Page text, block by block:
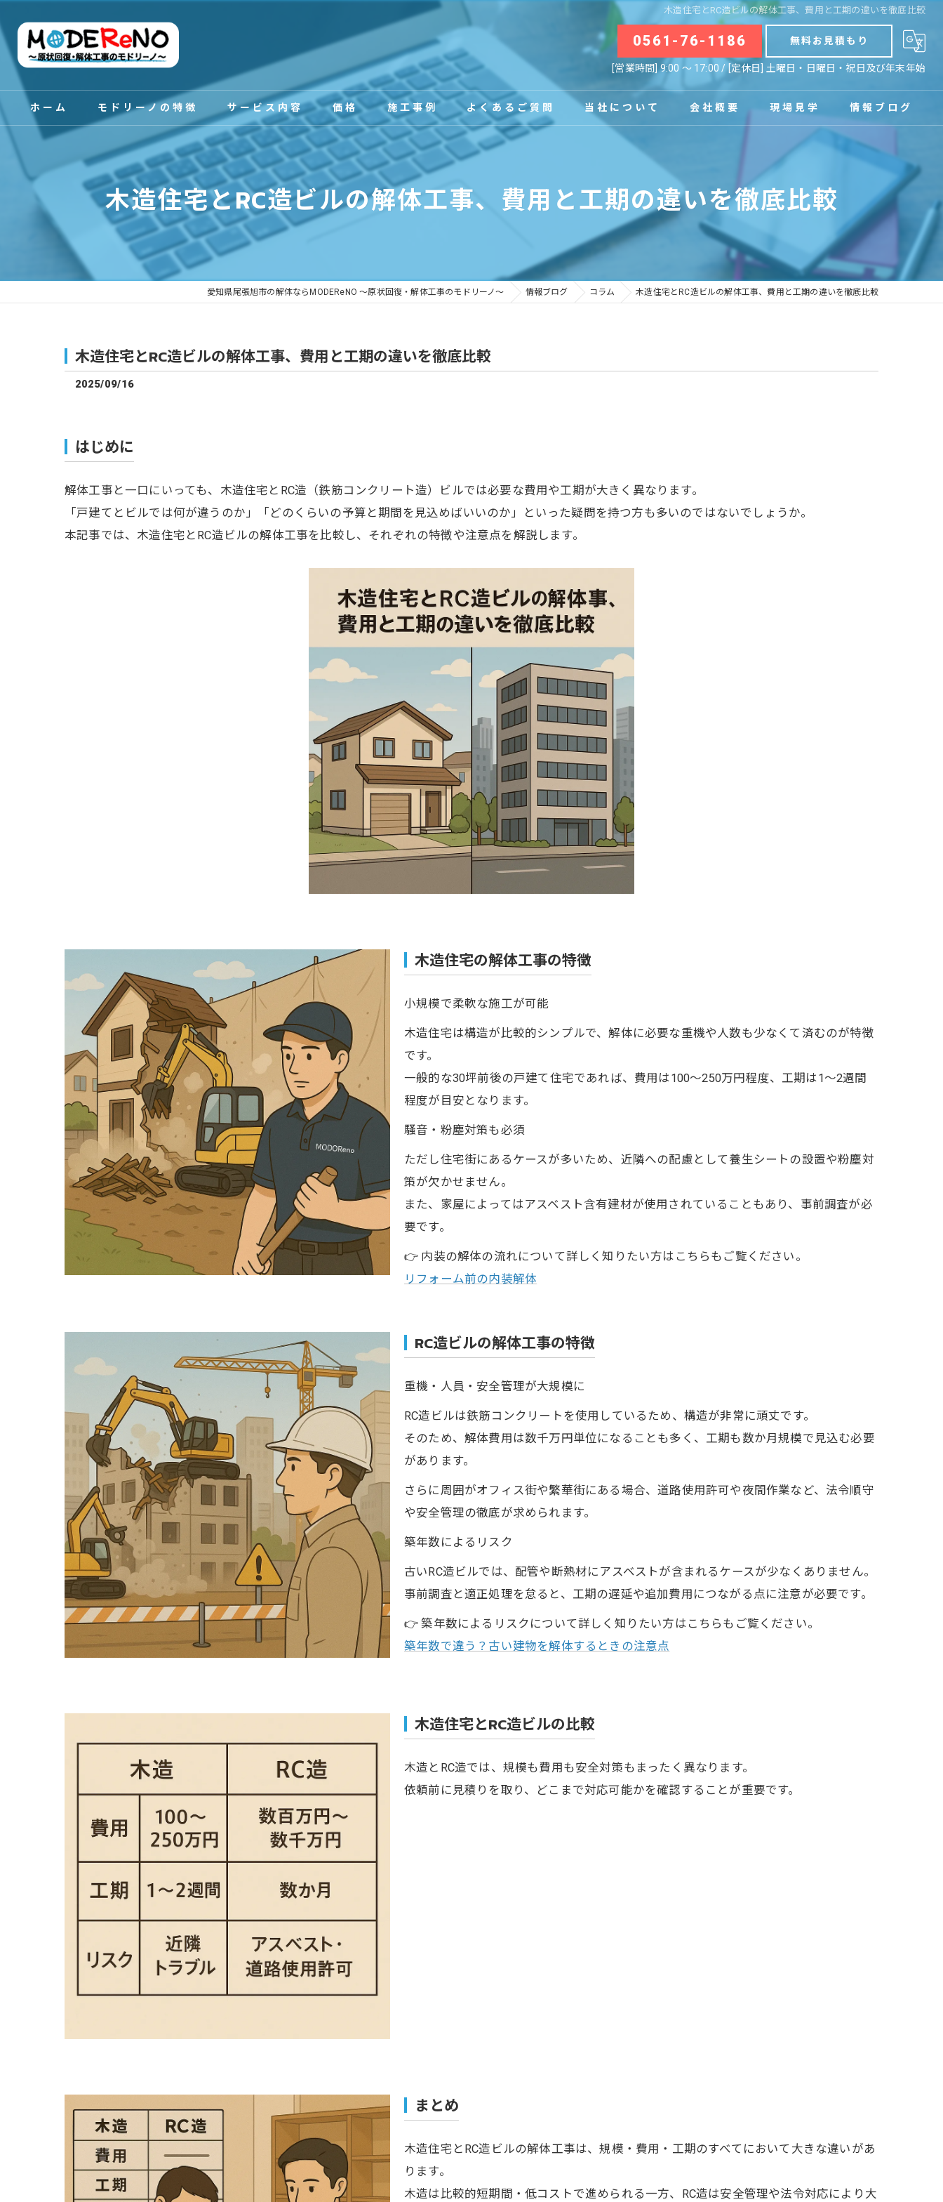
木造住宅とRC造ビルの解体工事、費用と工期の違いを徹底比較
0561-76-1186 無料お見積もり
[営業時間] 9:00 〜 17:00 / [定休日] 土曜日・日曜日・祝日及び年末年始
ホーム モドリーノの特徴
スタッフ紹介
サービス内容 価格 施工事例
お客様の声
よくあるご質問 当社について
事務所
原状回復
工場
会社概要 現場見学 情報ブログ
お知らせ
木造住宅とRC造ビルの解体工事、費用と工期の違いを徹底比較
愛知県尾張旭市の解体ならMODEReNO ～原状回復・解体工事のモドリーノ～ 情報ブログ コラム 木造住宅とRC造ビルの解体工事、費用と工期の違いを徹底比較
木造住宅とRC造ビルの解体工事、費用と工期の違いを徹底比較
2025/09/16
はじめに
解体工事と一口にいっても、木造住宅とRC造（鉄筋コンクリート造）ビルでは必要な費用や工期が大きく異なります。
「戸建てとビルでは何が違うのか」「どのくらいの予算と期間を見込めばいいのか」といった疑問を持つ方も多いのではないでしょうか。
本記事では、木造住宅とRC造ビルの解体工事を比較し、それぞれの特徴や注意点を解説します。
木造住宅の解体工事の特徴
小規模で柔軟な施工が可能
木造住宅は構造が比較的シンプルで、解体に必要な重機や人数も少なくて済むのが特徴
です。
一般的な30坪前後の戸建て住宅であれば、費用は100〜250万円程度、工期は1〜2週間
程度が目安となります。
騒音・粉塵対策も必須
ただし住宅街にあるケースが多いため、近隣への配慮として養生シートの設置や粉塵対
策が欠かせません。
また、家屋によってはアスベスト含有建材が使用されていることもあり、事前調査が必
要です。
👉 内装の解体の流れについて詳しく知りたい方はこちらもご覧ください。
リフォーム前の内装解体
RC造ビルの解体工事の特徴
重機・人員・安全管理が大規模に
RC造ビルは鉄筋コンクリートを使用しているため、構造が非常に頑丈です。
そのため、解体費用は数千万円単位になることも多く、工期も数か月規模で見込む必要
があります。
さらに周囲がオフィス街や繁華街にある場合、道路使用許可や夜間作業など、法令順守
や安全管理の徹底が求められます。
築年数によるリスク
古いRC造ビルでは、配管や断熱材にアスベストが含まれるケースが少なくありません。
事前調査と適正処理を怠ると、工期の遅延や追加費用につながる点に注意が必要です。
👉 築年数によるリスクについて詳しく知りたい方はこちらもご覧ください。
築年数で違う？古い建物を解体するときの注意点
木造住宅とRC造ビルの比較
木造とRC造では、規模も費用も安全対策もまったく異なります。
依頼前に見積りを取り、どこまで対応可能かを確認することが重要です。
まとめ
木造住宅とRC造ビルの解体工事は、規模・費用・工期のすべてにおいて大きな違いがあ
ります。
木造は比較的短期間・低コストで進められる一方、RC造は安全管理や法令対応により大